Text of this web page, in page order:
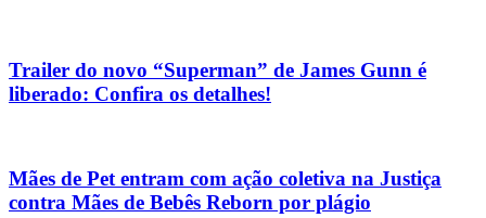
Trailer do novo “Superman” de James Gunn é
liberado: Confira os detalhes!
Mães de Pet entram com ação coletiva na Justiça
contra Mães de Bebês Reborn por plágio